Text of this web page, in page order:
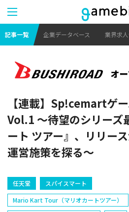
記事一覧 企業データベース 業界求
【連載】Sp!cemartゲ
Vol.1 〜待望のシリーズ
ート ツアー』、リリー
運営施策を探る〜
任天堂
スパイスマート
Mario Kart Tour（マリオカートツアー）